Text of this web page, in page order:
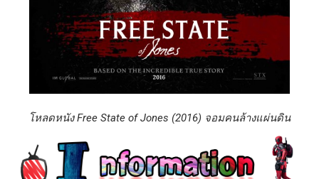
โหลดหนัง Free State of Jones (2016) จอมคนล้างแผ่นดิน